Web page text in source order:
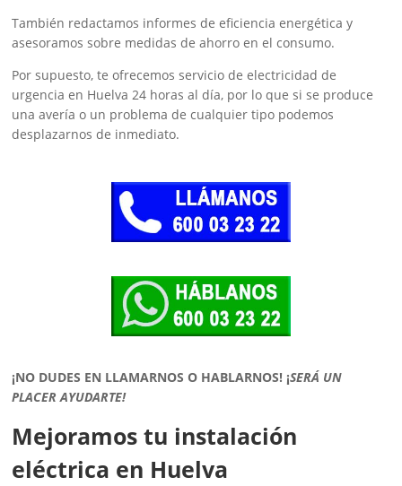
También redactamos informes de eficiencia energética y
asesoramos sobre medidas de ahorro en el consumo.
Por supuesto, te ofrecemos servicio de electricidad de
urgencia en Huelva 24 horas al día, por lo que si se produce
una avería o un problema de cualquier tipo podemos
desplazarnos de inmediato.
¡NO DUDES EN LLAMARNOS O HABLARNOS! ¡SERÁ UN
PLACER AYUDARTE!
Mejoramos tu instalación
eléctrica en Huelva